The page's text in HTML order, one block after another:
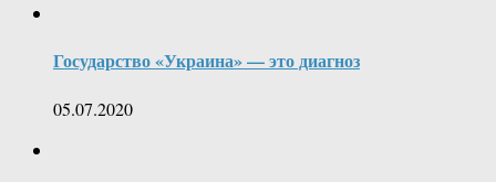
Государство «Украина» — это диагноз
05.07.2020